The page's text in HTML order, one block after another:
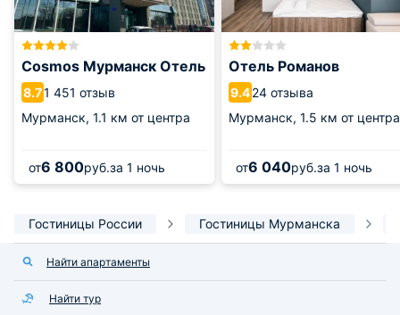
Cosmos Мурманск Отель
8.71 451 отзыв
Мурманск, 1.1 км от центра
от6 800руб.за 1 ночь
Отель Романов
9.424 отзыва
Мурманск, 1.5 км от центра
от6 040руб.за 1 ночь
Гостиницы России Гостиницы Мурманска
Найти апартаменты
Найти тур